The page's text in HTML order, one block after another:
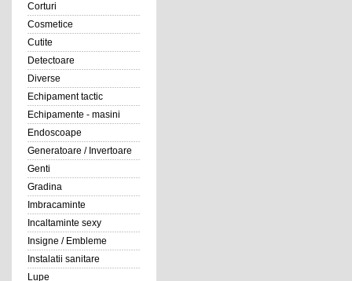
Corturi
Cosmetice
Cutite
Detectoare
Diverse
Echipament tactic
Echipamente - masini
Endoscoape
Generatoare / Invertoare
Genti
Gradina
Imbracaminte
Incaltaminte sexy
Insigne / Embleme
Instalatii sanitare
Lupe